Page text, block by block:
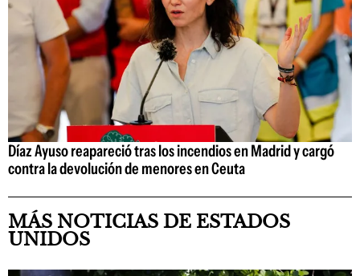
Díaz Ayuso reapareció tras los incendios en Madrid y cargó
contra la devolución de menores en Ceuta
MÁS NOTICIAS DE ESTADOS
UNIDOS